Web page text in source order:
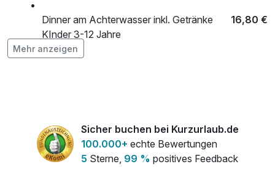
Dinner am Achterwasser inkl. Getränke
KInder 3-12 Jahre
16,80 €
pro Person
Ganzkörper-Ölmassage (Abhyanga)
Mehr anzeigen
Sicher buchen bei Kurzurlaub.de
100.000+ echte Bewertungen
5 Sterne, 99 % positives Feedback